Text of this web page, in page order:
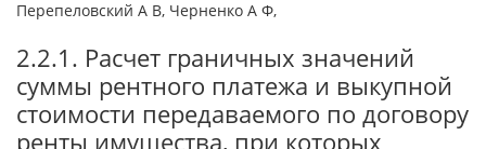
Перепеловский А В, Черненко А Ф,
2.2.1. Расчет граничных значений
суммы рентного платежа и выкупной
стоимости передаваемого по договору
ренты имущества, при которых